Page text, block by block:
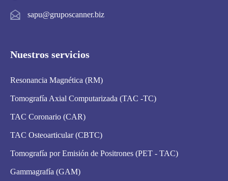
sapu@gruposcanner.biz
Nuestros servicios
Resonancia Magnética (RM)
Tomografía Axial Computarizada (TAC -TC)
TAC Coronario (CAR)
TAC Osteoarticular (CBTC)
Tomografía por Emisión de Positrones (PET - TAC)
Gammagrafía (GAM)